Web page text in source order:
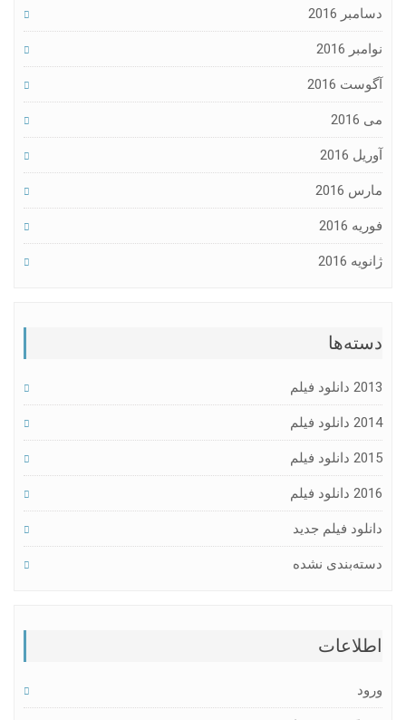
دسامبر 2016
نوامبر 2016
آگوست 2016
می 2016
آوریل 2016
مارس 2016
فوریه 2016
ژانویه 2016
دسته‌ها
2013 دانلود فیلم
2014 دانلود فیلم
2015 دانلود فیلم
2016 دانلود فیلم
دانلود فیلم جدید
دسته‌بندی نشده
اطلاعات
ورود